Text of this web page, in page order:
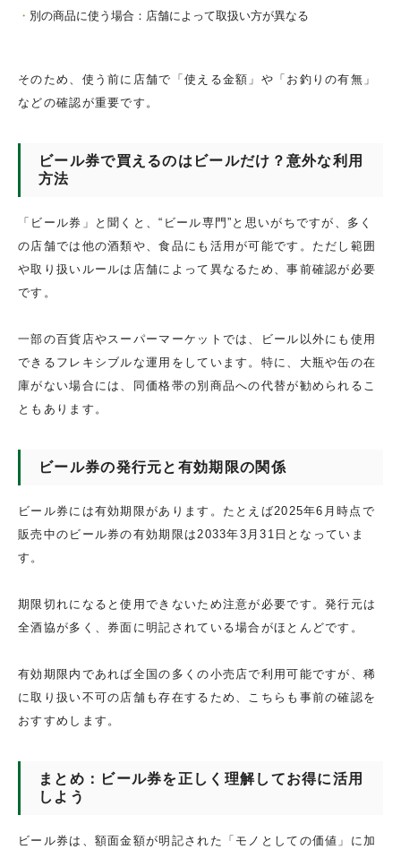
別の商品に使う場合：店舗によって取扱い方が異なる
そのため、使う前に店舗で「使える金額」や「お釣りの有無」
などの確認が重要です。
ビール券で買えるのはビールだけ？意外な利用
方法
「ビール券」と聞くと、“ビール専門”と思いがちですが、多く
の店舗では他の酒類や、食品にも活用が可能です。ただし範囲
や取り扱いルールは店舗によって異なるため、事前確認が必要
です。
一部の百貨店やスーパーマーケットでは、ビール以外にも使用
できるフレキシブルな運用をしています。特に、大瓶や缶の在
庫がない場合には、同価格帯の別商品への代替が勧められるこ
ともあります。
ビール券の発行元と有効期限の関係
ビール券には有効期限があります。たとえば2025年6月時点で
販売中のビール券の有効期限は2033年3月31日となっていま
す。
期限切れになると使用できないため注意が必要です。発行元は
全酒協が多く、券面に明記されている場合がほとんどです。
有効期限内であれば全国の多くの小売店で利用可能ですが、稀
に取り扱い不可の店舗も存在するため、こちらも事前の確認を
おすすめします。
まとめ：ビール券を正しく理解してお得に活用
しよう
ビール券は、額面金額が明記された「モノとしての価値」に加